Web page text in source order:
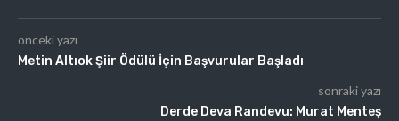
önceki yazı
Metin Altıok Şiir Ödülü İçin Başvurular Başladı
sonraki yazı
Derde Deva Randevu: Murat Menteş